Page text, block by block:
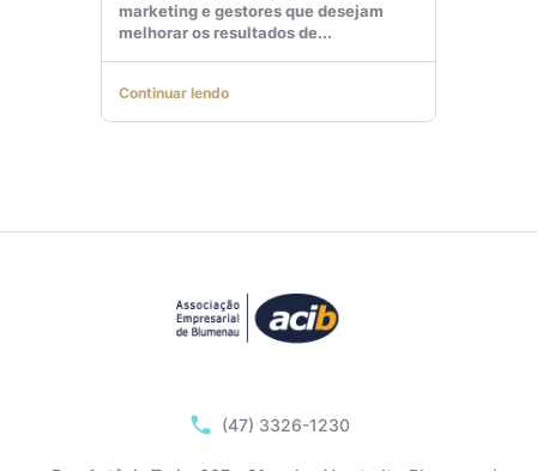
marketing e gestores que desejam
melhorar os resultados de...
Continuar lendo
(47) 3326-1230